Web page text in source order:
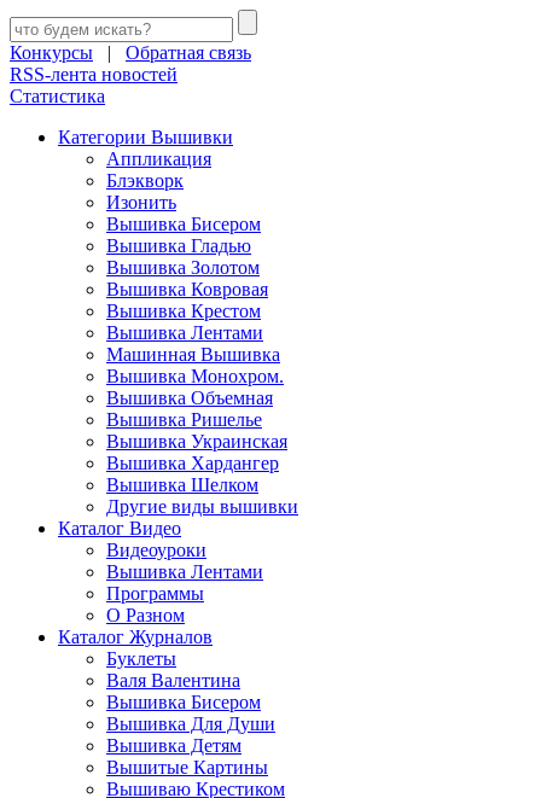
Конкурсы | Обратная связь
RSS-лента новостей
Статистика
Категории Вышивки
Аппликация
Блэкворк
Изонить
Вышивка Бисером
Вышивка Гладью
Вышивка Золотом
Вышивка Ковровая
Вышивка Крестом
Вышивка Лентами
Машинная Вышивка
Вышивка Монохром.
Вышивка Объемная
Вышивка Ришелье
Вышивка Украинская
Вышивка Хардангер
Вышивка Шелком
Другие виды вышивки
Каталог Видео
Видеоуроки
Вышивка Лентами
Программы
О Разном
Каталог Журналов
Буклеты
Валя Валентина
Вышивка Бисером
Вышивка Для Души
Вышивка Детям
Вышитые Картины
Вышиваю Крестиком